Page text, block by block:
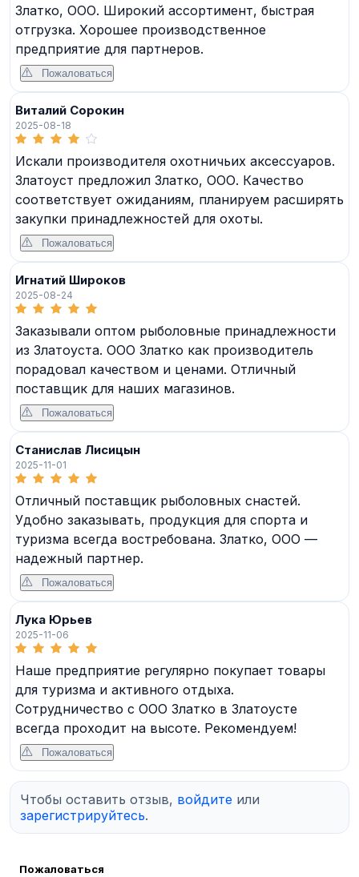
Златко, ООО. Широкий ассортимент, быстрая
отгрузка. Хорошее производственное
предприятие для партнеров.
Пожаловаться
Виталий Сорокин
2025-08-18
Искали производителя охотничьих аксессуаров.
Златоуст предложил Златко, ООО. Качество
соответствует ожиданиям, планируем расширять
закупки принадлежностей для охоты.
Пожаловаться
Игнатий Широков
2025-08-24
Заказывали оптом рыболовные принадлежности
из Златоуста. ООО Златко как производитель
порадовал качеством и ценами. Отличный
поставщик для наших магазинов.
Пожаловаться
Станислав Лисицын
2025-11-01
Отличный поставщик рыболовных снастей.
Удобно заказывать, продукция для спорта и
туризма всегда востребована. Златко, ООО —
надежный партнер.
Пожаловаться
Лука Юрьев
2025-11-06
Наше предприятие регулярно покупает товары
для туризма и активного отдыха.
Сотрудничество с ООО Златко в Златоусте
всегда проходит на высоте. Рекомендуем!
Пожаловаться
Чтобы оставить отзыв, войдите или
зарегистрируйтесь.
Пожаловаться